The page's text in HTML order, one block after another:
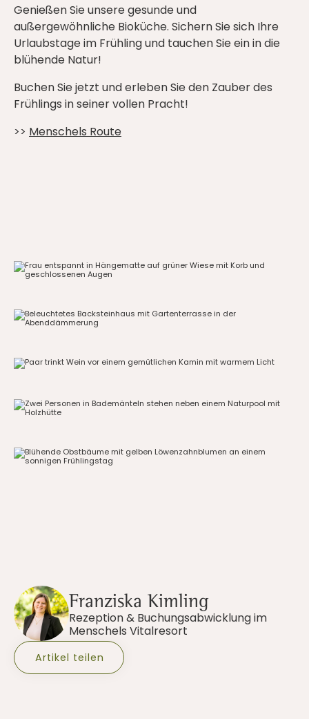
Genießen Sie unsere gesunde und
außergewöhnliche Bioküche. Sichern Sie sich Ihre
Urlaubstage im Frühling und tauchen Sie ein in die
blühende Natur!
Buchen Sie jetzt und erleben Sie den Zauber des
Frühlings in seiner vollen Pracht!
>> Menschels Route
Franziska Kimling
Rezeption & Buchungsabwicklung im
Menschels Vitalresort
Artikel teilen